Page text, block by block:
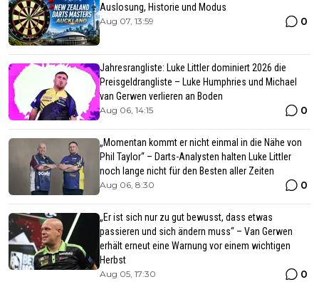
Auslosung, Historie und Modus
Aug 07, 13:59 0
Jahresrangliste: Luke Littler dominiert 2026 die
Preisgeldrangliste – Luke Humphries und Michael
van Gerwen verlieren an Boden
Aug 06, 14:15 0
„Momentan kommt er nicht einmal in die Nähe von
Phil Taylor“ – Darts-Analysten halten Luke Littler
noch lange nicht für den Besten aller Zeiten
Aug 06, 8:30 0
„Er ist sich nur zu gut bewusst, dass etwas
passieren und sich ändern muss“ – Van Gerwen
erhält erneut eine Warnung vor einem wichtigen
Herbst
Aug 05, 17:30 0